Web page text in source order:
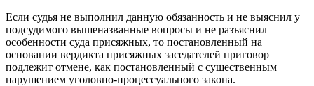
Если судья не выполнил данную обязанность и не выяснил у
подсудимого вышеназванные вопросы и не разъяснил
особенности суда присяжных, то постановленный на
основании вердикта присяжных заседателей приговор
подлежит отмене, как постановленный с существенным
нарушением уголовно-процессуального закона.